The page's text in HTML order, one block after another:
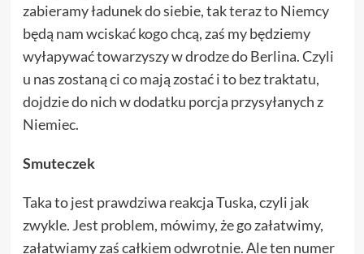
zabieramy ładunek do siebie, tak teraz to Niemcy
będą nam wciskać kogo chcą, zaś my będziemy
wyłapywać towarzyszy w drodze do Berlina. Czyli
u nas zostaną ci co mają zostać i to bez traktatu,
dojdzie do nich w dodatku porcja przysyłanych z
Niemiec.
Smuteczek
Taka to jest prawdziwa reakcja Tuska, czyli jak
zwykle. Jest problem, mówimy, że go załatwimy,
załatwiamy zaś całkiem odwrotnie. Ale ten numer